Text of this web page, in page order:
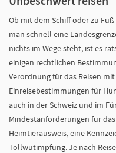
Ob mit dem Schiff oder zu
man schnell eine
nichts im Wege steht, ist es
einigen rechtlichen
Verordnung für das Reisen
Einreisebestimmungen für
auch in der Schweiz und im
Mindestanforderungen für
Heimtierausweis, eine
Tollwutimpfung. Je nach